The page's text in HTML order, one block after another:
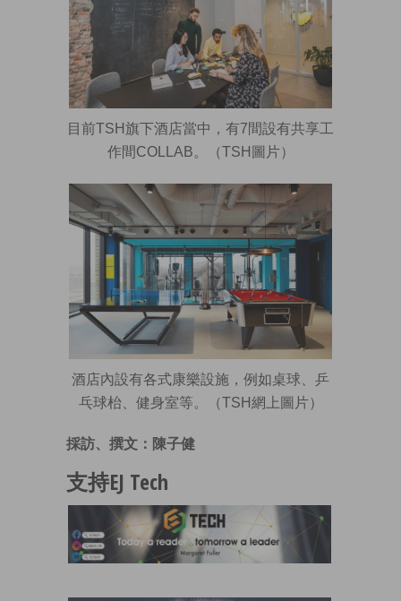
目前TSH旗下酒店當中，有7間設有共享工
作間COLLAB。（TSH圖片）
酒店內設有各式康樂設施，例如桌球、乒
乓球枱、健身室等。（TSH網上圖片）
採訪、撰文：陳子健
支持EJ Tech